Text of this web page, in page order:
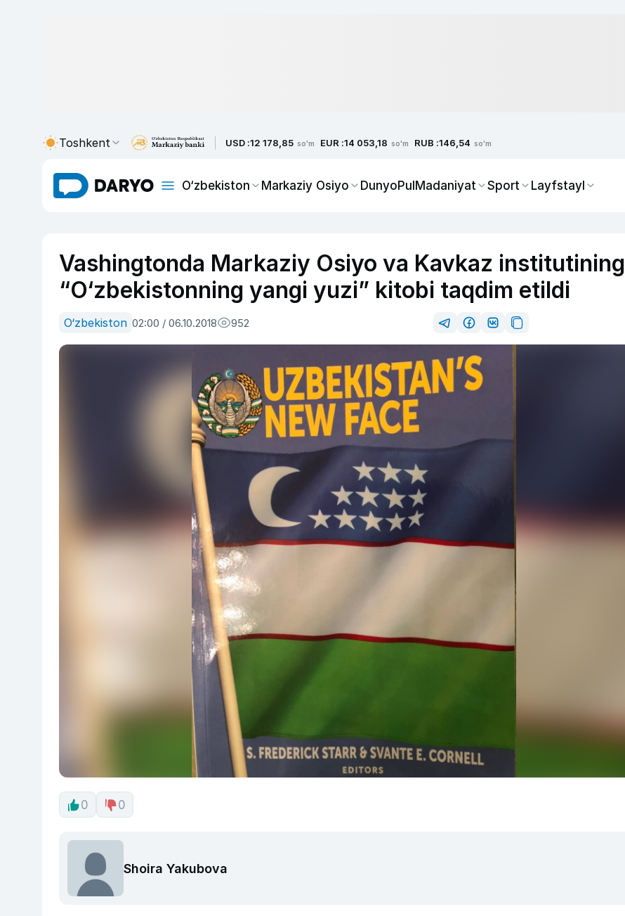
Toshkent USD :12 178,85 so'm EUR :14 053,18 so'm RUB :146,54 so'm
O‘zbekiston Markaziy Osiyo DunyoPulMadaniyat Sport Layfstayl
Vashingtonda Markaziy Osiyo va Kavkaz institutining
“O‘zbekistonning yangi yuzi” kitobi taqdim etildi
O‘zbekiston 02:00 / 06.10.2018 952
0 0
Shoira Yakubova